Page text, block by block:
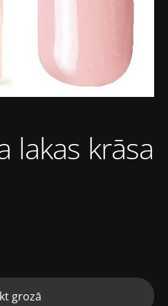
lakas krāsa
grozā